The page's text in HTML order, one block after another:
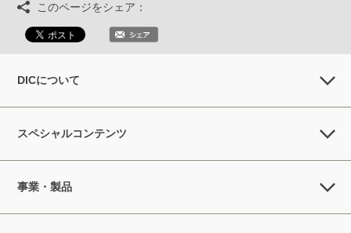
このページをシェア：
DICについて
スペシャルコンテンツ
事業・製品